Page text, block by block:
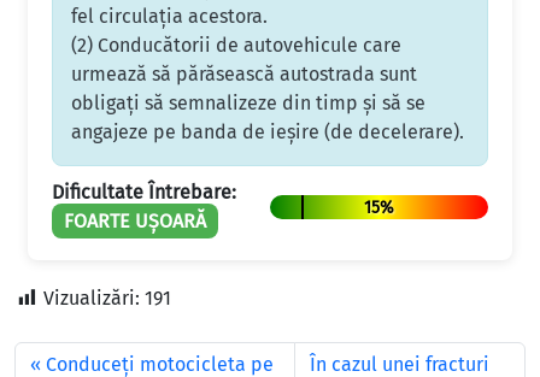
fel circulaţia acestora.
(2) Conducătorii de autovehicule care
urmează să părăsească autostrada sunt
obligaţi să semnalizeze din timp şi să se
angajeze pe banda de ieşire (de decelerare).
Dificultate Întrebare:
FOARTE UȘOARĂ
15%
Vizualizări: 191
Conduceţi motocicleta pe
În cazul unei fracturi